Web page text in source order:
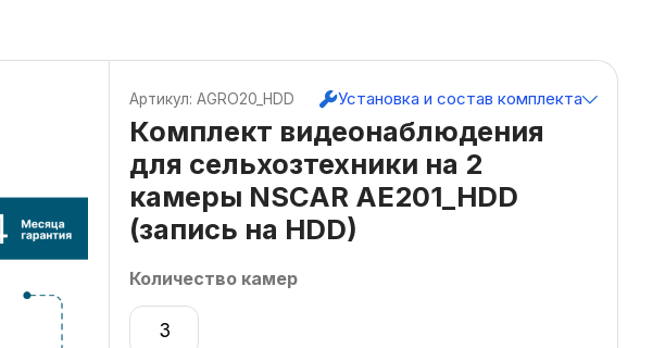
Комплект видеонаблюдения
для сельхозтехники на 2
камеры NSCAR AE201_HDD
(запись на HDD)
Количество камер
3
Артикул: AGRO20_HDD Установка и состав комплекта